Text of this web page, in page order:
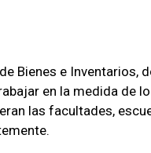
Bienes e Inventarios,
en la medida de
las facultades,